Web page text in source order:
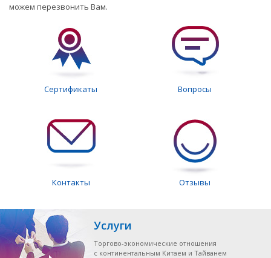
можем перезвонить Вам.
Сертификаты Вопросы
Контакты Отзывы
Услуги
Торгово-экономические отношения
с континентальным Китаем и Тайванем